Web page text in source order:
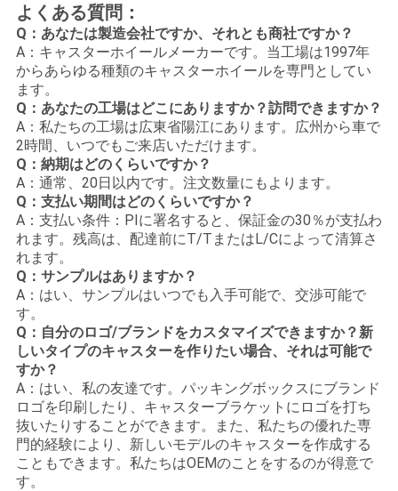
よくある質問：
Q：あなたは製造会社ですか、それとも商社ですか？
A：キャスターホイールメーカーです。当工場は1997年
からあらゆる種類のキャスターホイールを専門としてい
ます。
Q：あなたの工場はどこにありますか？訪問でき​​ますか？
A：私たちの工場は広東省陽江にあります。広州から車で
2時間、いつでもご来店いただけます。
Q：納期はどのくらいですか？
A：通常、20日以内です。注文数量にもよります。
Q：支払い期間はどのくらいですか？
A：支払い条件：PIに署名すると、保証金の30％が支払わ
れます。残高は、配達前にT/TまたはL/Cによって清算さ
れます。
Q：サンプルはありますか？
A：はい、サンプルはいつでも入手可能で、交渉可能で
す。
Q：自分のロゴ/ブランドをカスタマイズできますか？新
しいタイプのキャスターを作りたい場合、それは可能で
すか？
A：はい、私の友達です。パッキングボックスにブランド
ロゴを印刷したり、キャスターブラケットにロゴを打ち
抜いたりすることができます。また、私たちの優れた専
門的経験により、新しいモデルのキャスターを作成する
こともできます。私たちはOEMのことをするのが得意で
す。